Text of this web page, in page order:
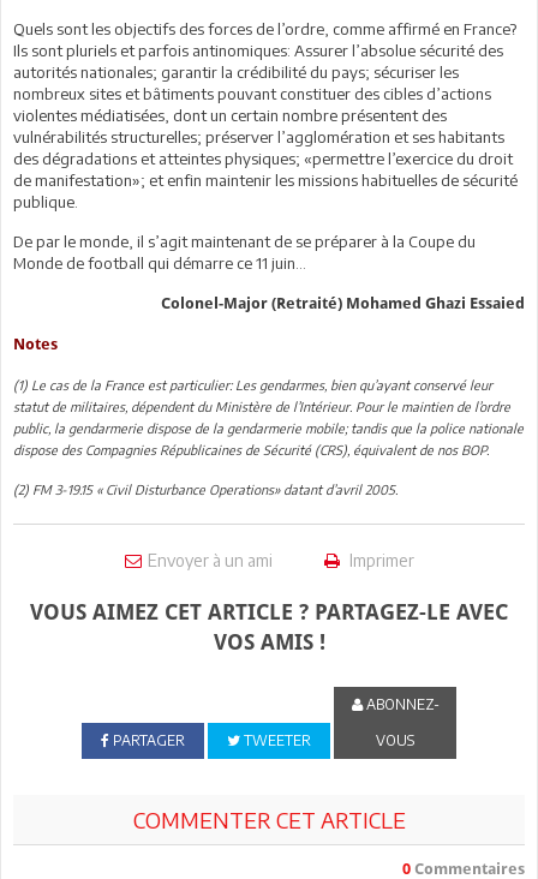
Quels sont les objectifs des forces de l’ordre, comme affirmé en France?
Ils sont pluriels et parfois antinomiques: Assurer l’absolue sécurité des
autorités nationales; garantir la crédibilité du pays; sécuriser les
nombreux sites et bâtiments pouvant constituer des cibles d’actions
violentes médiatisées, dont un certain nombre présentent des
vulnérabilités structurelles; préserver l’agglomération et ses habitants
des dégradations et atteintes physiques; «permettre l’exercice du droit
de manifestation»; et enfin maintenir les missions habituelles de sécurité
publique.
De par le monde, il s’agit maintenant de se préparer à la Coupe du
Monde de football qui démarre ce 11 juin...
Colonel-Major (Retraité) Mohamed Ghazi Essaied
Notes
(1) Le cas de la France est particulier: Les gendarmes, bien qu’ayant conservé leur
statut de militaires, dépendent du Ministère de l’Intérieur. Pour le maintien de l’ordre
public, la gendarmerie dispose de la gendarmerie mobile; tandis que la police nationale
dispose des Compagnies Républicaines de Sécurité (CRS), équivalent de nos BOP.
(2) FM 3-19.15 « Civil Disturbance Operations» datant d’avril 2005.
Envoyer à un ami Imprimer
VOUS AIMEZ CET ARTICLE ? PARTAGEZ-LE AVEC
VOS AMIS !
PARTAGER TWEETER
ABONNEZ-
VOUS
COMMENTER CET ARTICLE
0 Commentaires